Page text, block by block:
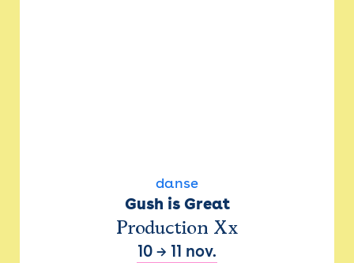
danse
Gush is Great
Production Xx
10 → 11 nov.